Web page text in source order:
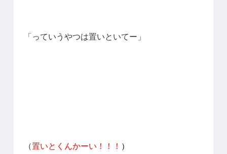
「っていうやつは置いといてー」
（置いとくんかーい！！！ ）